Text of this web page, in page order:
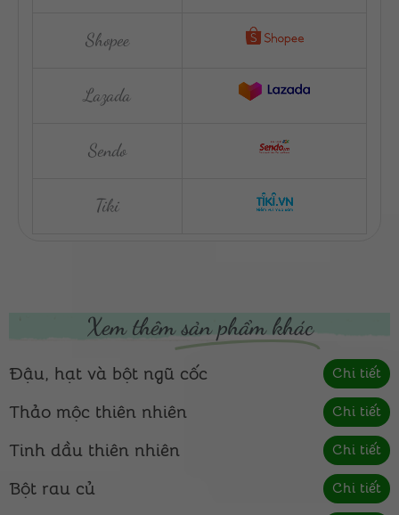
Shopee
Lazada
Sendo
Tiki
Xem thêm sản phẩm khác
Đậu, hạt và bột ngũ cốc Chi tiết
Thảo mộc thiên nhiên Chi tiết
Tinh dầu thiên nhiên Chi tiết
Bột rau củ Chi tiết